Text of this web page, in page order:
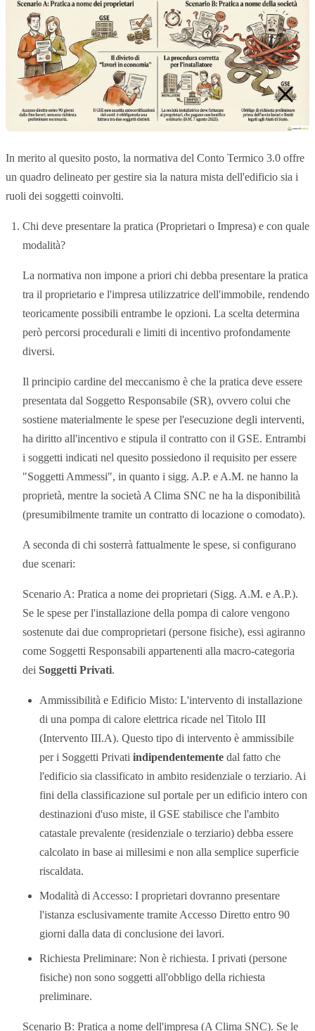
In merito al quesito posto, la normativa del Conto Termico 3.0 offre
un quadro delineato per gestire sia la natura mista dell'edificio sia i
ruoli dei soggetti coinvolti.
Chi deve presentare la pratica (Proprietari o Impresa) e con quale
modalità?
La normativa non impone a priori chi debba presentare la pratica
tra il proprietario e l'impresa utilizzatrice dell'immobile, rendendo
teoricamente possibili entrambe le opzioni. La scelta determina
però percorsi procedurali e limiti di incentivo profondamente
diversi.
Il principio cardine del meccanismo è che la pratica deve essere
presentata dal Soggetto Responsabile (SR), ovvero colui che
sostiene materialmente le spese per l'esecuzione degli interventi,
ha diritto all'incentivo e stipula il contratto con il GSE. Entrambi
i soggetti indicati nel quesito possiedono il requisito per essere
"Soggetti Ammessi", in quanto i sigg. A.P. e A.M. ne hanno la
proprietà, mentre la società A Clima SNC ne ha la disponibilità
(presumibilmente tramite un contratto di locazione o comodato).
A seconda di chi sosterrà fattualmente le spese, si configurano
due scenari:
Scenario A: Pratica a nome dei proprietari (Sigg. A.M. e A.P.).
Se le spese per l'installazione della pompa di calore vengono
sostenute dai due comproprietari (persone fisiche), essi agiranno
come Soggetti Responsabili appartenenti alla macro-categoria
dei Soggetti Privati.
Ammissibilità e Edificio Misto: L'intervento di installazione
di una pompa di calore elettrica ricade nel Titolo III
(Intervento III.A). Questo tipo di intervento è ammissibile
per i Soggetti Privati indipendentemente dal fatto che
l'edificio sia classificato in ambito residenziale o terziario. Ai
fini della classificazione sul portale per un edificio intero con
destinazioni d'uso miste, il GSE stabilisce che l'ambito
catastale prevalente (residenziale o terziario) debba essere
calcolato in base ai millesimi e non alla semplice superficie
riscaldata.
Modalità di Accesso: I proprietari dovranno presentare
l'istanza esclusivamente tramite Accesso Diretto entro 90
giorni dalla data di conclusione dei lavori.
Richiesta Preliminare: Non è richiesta. I privati (persone
fisiche) non sono soggetti all'obbligo della richiesta
preliminare.
Scenario B: Pratica a nome dell'impresa (A Clima SNC). Se le